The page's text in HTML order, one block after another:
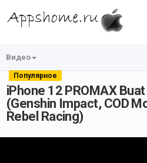
Видео
Популярное
iPhone 12 PROMAX
(Genshin Impact, COD
Rebel Racing)